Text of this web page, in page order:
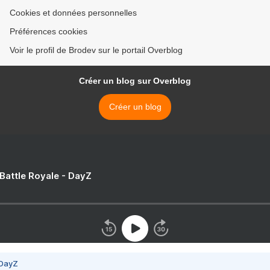
Cookies et données personnelles
Préférences cookies
Voir le profil de Brodev sur le portail Overblog
Créer un blog sur Overblog
Créer un blog
Royale - DayZ